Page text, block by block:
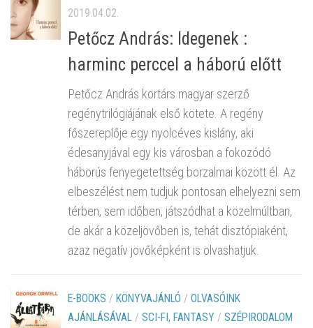
2019.04.02.
Petőcz András: Idegenek :
harminc perccel a háború előtt
Petőcz András kortárs magyar szerző
regénytrilógiájának első kötete. A regény
főszereplője egy nyolcéves kislány, aki
édesanyjával egy kis városban a fokozódó
háborús fenyegetettség borzalmai között él. Az
elbeszélést nem tudjuk pontosan elhelyezni sem
térben, sem időben, játszódhat a közelmúltban,
de akár a közeljövőben is, tehát disztópiaként,
azaz negatív jövőképként is olvashatjuk.
E-BOOKS / KÖNYVAJÁNLÓ / OLVASÓINK
AJÁNLÁSÁVAL / SCI-FI, FANTASY / SZÉPIRODALOM